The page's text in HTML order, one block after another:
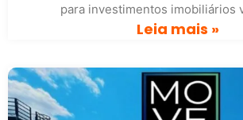
para investimentos imobiliários
Leia mais »